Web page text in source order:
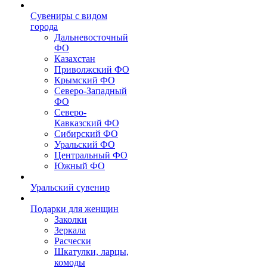
Сувениры с видом
города
Дальневосточный
ФО
Казахстан
Приволжский ФО
Крымский ФО
Северо-Западный
ФО
Северо-
Кавказский ФО
Сибирский ФО
Уральский ФО
Центральный ФО
Южный ФО
Уральский сувенир
Подарки для женщин
Заколки
Зеркала
Расчески
Шкатулки, ларцы,
комоды